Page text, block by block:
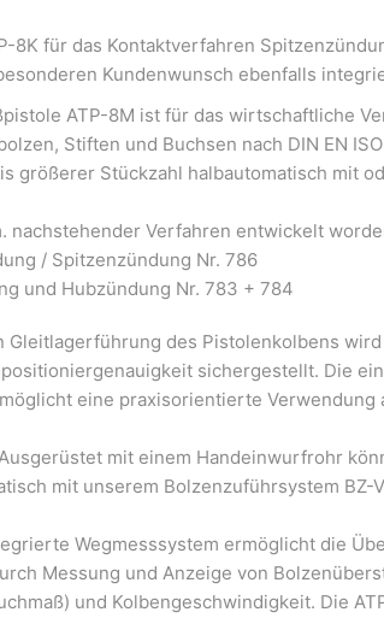
8K für das Kontaktverfahren
Kundenwunsch ebenfalls
ATP-8M ist für das wirtschaftliche
Stiften und Buchsen nach DIN EN
größerer Stückzahl halbautomatisch mit
nachstehender Verfahren entwickelt
/ Spitzenzündung Nr. 786
und Hubzündung Nr. 783 + 784
Gleitlagerführung des Pistolenkolbens
sichergestellt. Die
eine praxisorientierte Verwendung
mit einem Handeinwurfrohr
mit unserem Bolzenzuführsystem BZ-
Wegmesssystem ermöglicht die
Messung und Anzeige von
und Kolbengeschwindigkeit. Die